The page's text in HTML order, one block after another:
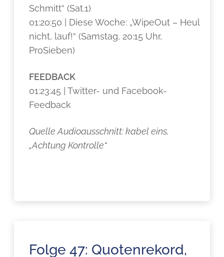
Schmitt“ (Sat.1)
01:20:50 | Diese Woche: „WipeOut – Heul
nicht, lauf!“ (Samstag, 20:15 Uhr,
ProSieben)
FEEDBACK
01:23:45 | Twitter- und Facebook-
Feedback
Quelle Audioausschnitt: kabel eins,
„Achtung Kontrolle“
Folge 47: Quotenrekord,